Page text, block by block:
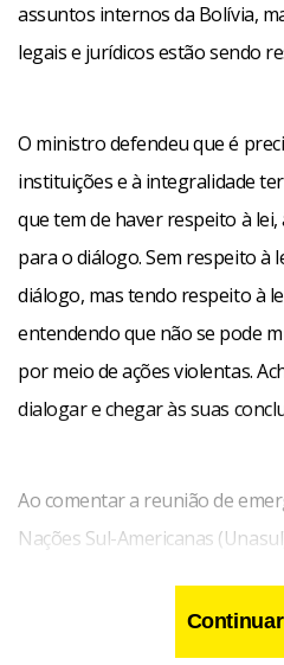
assuntos internos da Bolívia,
legais e jurídicos estão sendo
O ministro defendeu que é
instituições e à integralidade
que tem de haver respeito à
para o diálogo. Sem respeito à
diálogo, mas tendo respeito à
entendendo que não se pode
por meio de ações violentas.
dialogar e chegar às suas
Ao comentar a reunião de
Nações Sul-Americanas